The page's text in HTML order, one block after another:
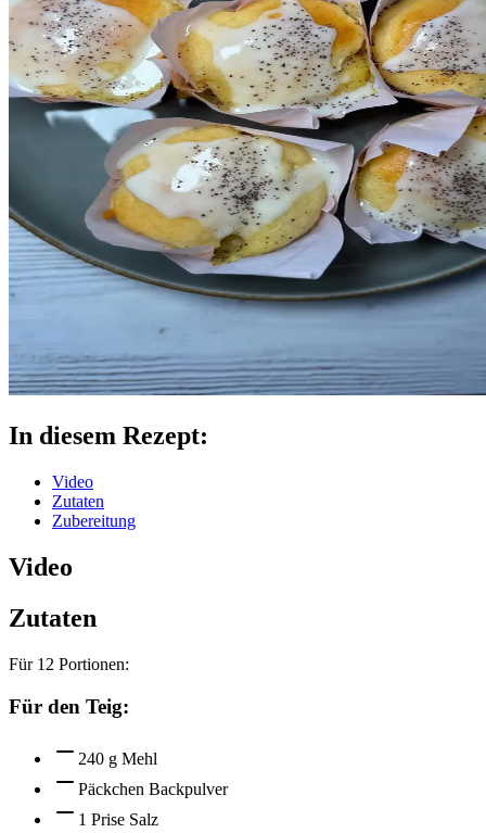
In diesem Rezept:
Video
Zutaten
Zubereitung
Video
Zutaten
Für 12 Portionen:
Für den Teig:
240 g Mehl
Päckchen Backpulver
1 Prise Salz